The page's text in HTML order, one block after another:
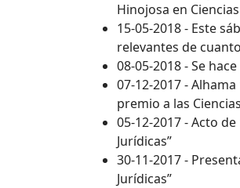
Hinojosa en
15-05-2018 - Este
relevantes de
08-05-2018 - Se
07-12-2017 -
premio a las
05-12-2017 - Acto
Jurídicas”
30-11-2017 -
Jurídicas”